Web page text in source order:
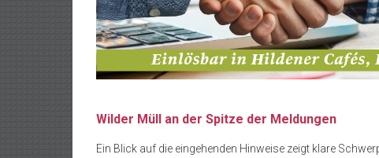
Wilder Müll an der Spitze der Meldungen
Ein Blick auf die eingehenden Hinweise zeigt klare